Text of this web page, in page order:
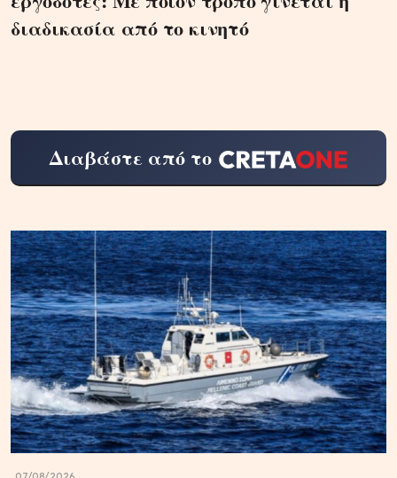
διαδικασία από το κινητό
Διαβάστε από το